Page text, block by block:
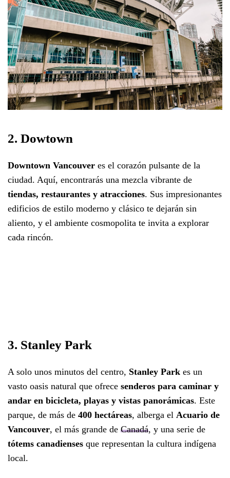
2. Dowtown
Downtown Vancouver es el corazón pulsante de la
ciudad. Aquí, encontrarás una mezcla vibrante de
tiendas, restaurantes y atracciones. Sus impresionantes
edificios de estilo moderno y clásico te dejarán sin
aliento, y el ambiente cosmopolita te invita a explorar
cada rincón.
3. Stanley Park
A solo unos minutos del centro, Stanley Park es un
vasto oasis natural que ofrece senderos para caminar y
andar en bicicleta, playas y vistas panorámicas. Este
parque, de más de 400 hectáreas, alberga el Acuario de
Vancouver, el más grande de Canadá, y una serie de
tótems canadienses que representan la cultura indígena
local.